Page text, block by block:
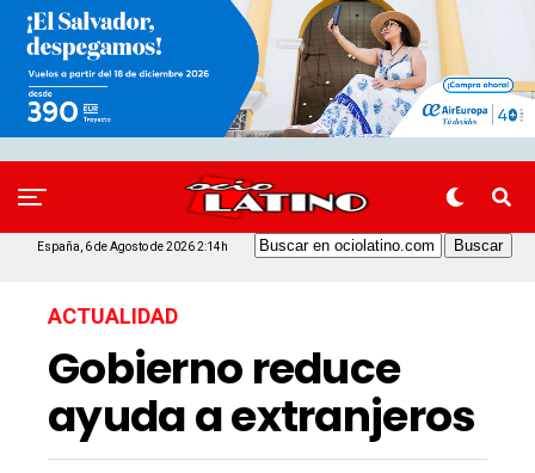
España, 6 de Agosto de 2026 2:14h
ACTUALIDAD
Gobierno reduce
ayuda a extranjeros